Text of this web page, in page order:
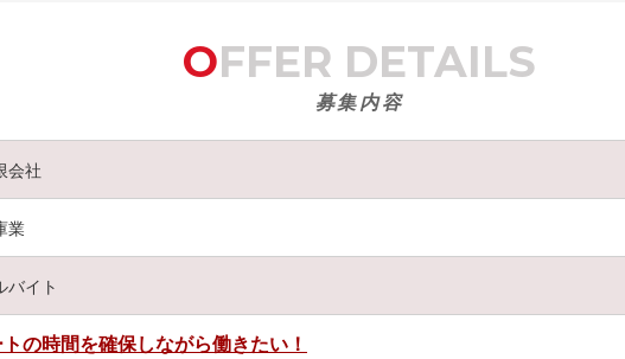
OFFER DETAILS
募集内容
会社
業
バイト
の時間を確保しながら働きたい！